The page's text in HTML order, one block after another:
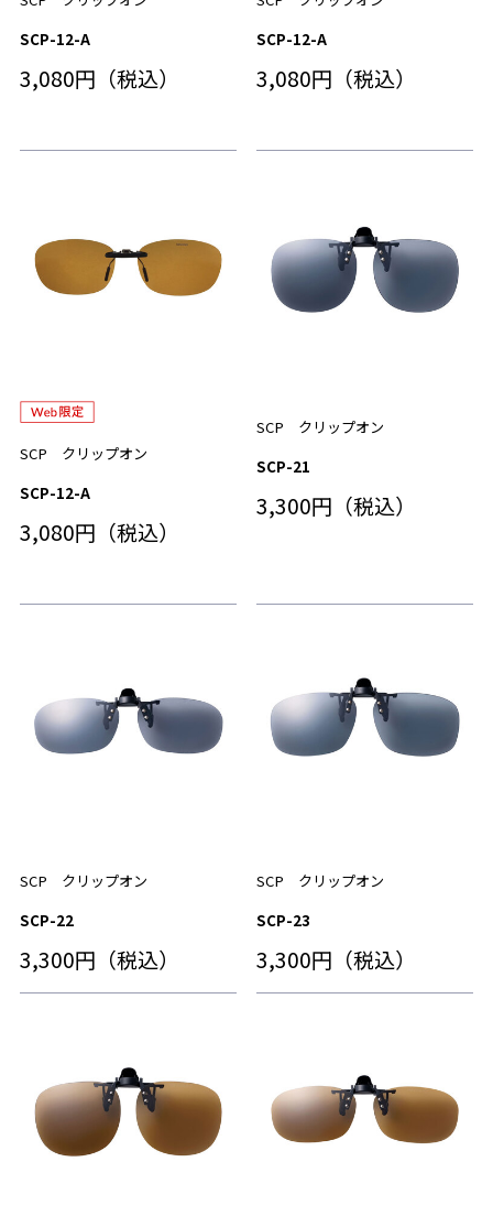
SCP-12-A
3,080円（税込）
SCP-12-A
3,080円（税込）
SCP クリップオン
SCP-12-A
3,080円（税込）
SCP クリップオン
SCP-21
3,300円（税込）
SCP クリップオン
SCP-22
3,300円（税込）
SCP クリップオン
SCP-23
3,300円（税込）